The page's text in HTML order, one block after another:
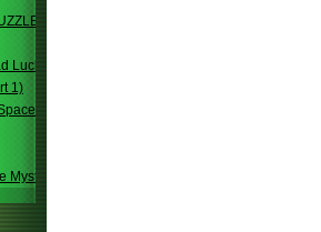
Luck Box
1)
Mystery